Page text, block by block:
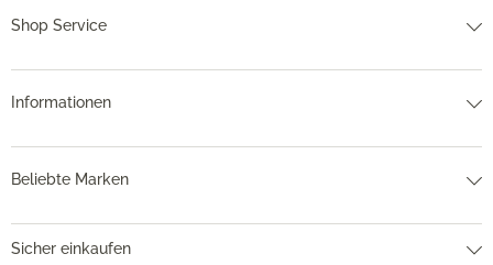
Shop Service
Informationen
Beliebte Marken
Sicher einkaufen